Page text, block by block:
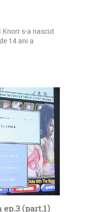
s-a nascut
14 ani a
(part.1)